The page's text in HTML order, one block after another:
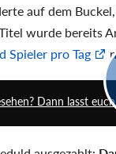
auf dem
wurde bereits
Spieler pro Tag
Dann lasst